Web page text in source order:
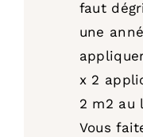
faut
une
x 2
2 m2 au
Vous